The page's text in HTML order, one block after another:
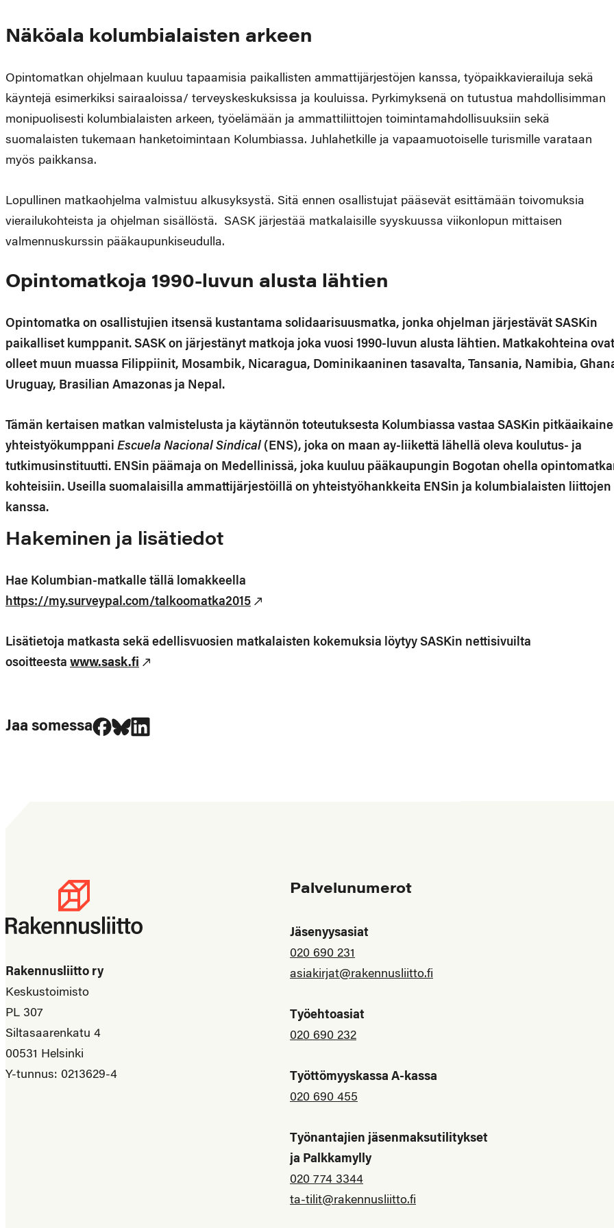
Näköala kolumbialaisten arkeen
Opintomatkan ohjelmaan kuuluu tapaamisia paikallisten ammattijärjestöjen kanssa, työpaikkavierailuja sekä
käyntejä esimerkiksi sairaaloissa/ terveyskeskuksissa ja kouluissa. Pyrkimyksenä on tutustua mahdollisimman
monipuolisesti kolumbialaisten arkeen, työelämään ja ammattiliittojen toimintamahdollisuuksiin sekä
suomalaisten tukemaan hanketoimintaan Kolumbiassa. Juhlahetkille ja vapaamuotoiselle turismille varataan
myös paikkansa.
Lopullinen matkaohjelma valmistuu alkusyksystä. Sitä ennen osallistujat pääsevät esittämään toivomuksia
vierailukohteista ja ohjelman sisällöstä. SASK järjestää matkalaisille syyskuussa viikonlopun mittaisen
valmennuskurssin pääkaupunkiseudulla.
Opintomatkoja 1990-luvun alusta lähtien
Opintomatka on osallistujien itsensä kustantama solidaarisuusmatka, jonka ohjelman järjestävät SASKin
paikalliset kumppanit. SASK on järjestänyt matkoja joka vuosi 1990-luvun alusta lähtien. Matkakohteina ovat
olleet muun muassa Filippiinit, Mosambik, Nicaragua, Dominikaaninen tasavalta, Tansania, Namibia,
Uruguay, Brasilian Amazonas ja Nepal.
Tämän kertaisen matkan valmistelusta ja käytännön toteutuksesta Kolumbiassa vastaa SASKin
yhteistyökumppani Escuela Nacional Sindical (ENS), joka on maan ay-liikettä lähellä oleva koulutus- ja
tutkimusinstituutti. ENSin päämaja on Medellinissä, joka kuuluu pääkaupungin Bogotan ohella
kohteisiin. Useilla suomalaisilla ammattijärjestöillä on yhteistyöhankkeita ENSin ja kolumbialaisten liittojen
kanssa.
Hakeminen ja lisätiedot
Hae Kolumbian-matkalle tällä lomakkeella
https://my.surveypal.com/talkoomatka2015
Lisätietoja matkasta sekä edellisvuosien matkalaisten kokemuksia löytyy SASKin nettisivuilta
osoitteesta www.sask.fi
Jaa somessa
Jaa Facebookissa
Jaa Blueskyssa
Jaa LinkedIn:ssä
Rakennusliitto ry
Keskustoimisto
PL 307
Siltasaarenkatu 4
00531 Helsinki
Y-tunnus: 0213629-4
Palvelunumerot
Jäsenyysasiat
020 690 231
asiakirjat@rakennusliitto.fi
Työehtoasiat
020 690 232
Työttömyyskassa A-kassa
020 690 455
Työnantajien jäsenmaksutilitykset
ja Palkkamylly
020 774 3344
ta-tilit@rakennusliitto.fi